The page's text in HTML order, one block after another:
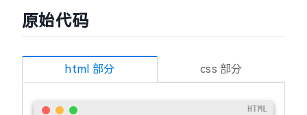
原始代码
html 部分 css 部分
HTML